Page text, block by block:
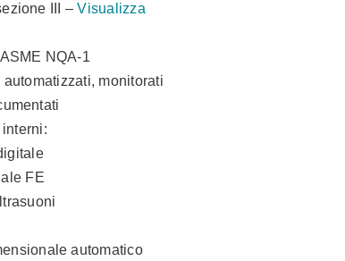
III –Visualizza
NQA-1
monitorati
FE
automatico